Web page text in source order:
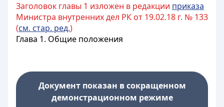
Заголовок главы 1 изложен в редакции приказа
Министра внутренних дел РК от 19.02.18 г. № 133
(см. стар. ред.)
Глава 1. Общие положения
Документ показан в сокращенном
демонстрационном режиме